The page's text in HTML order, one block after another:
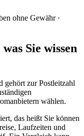
ohne Gewähr ·
Sie wissen
gehört zur Postleitzahl
wählen.
das heißt Sie können
Laufzeiten und